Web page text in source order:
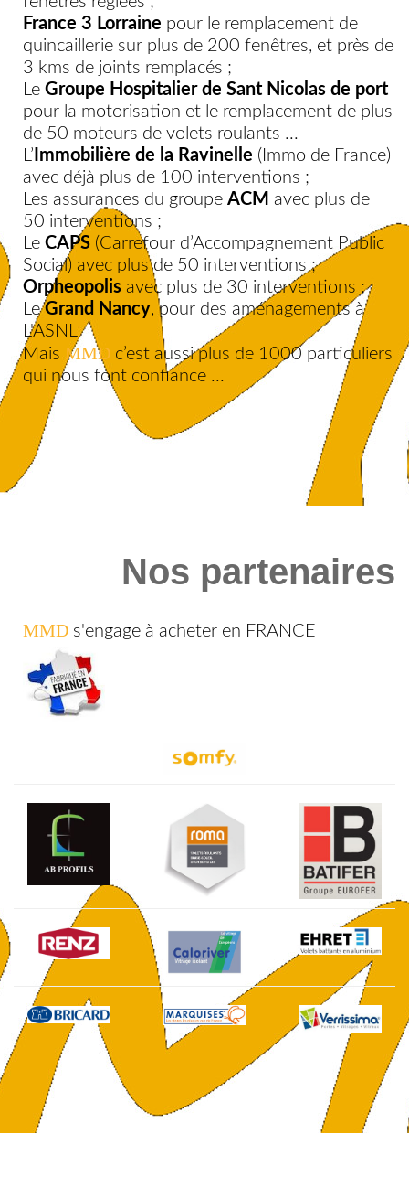
France 3 Lorraine pour le remplacement de
quincaillerie sur plus de 200 fenêtres, et près de
3 kms de joints remplacés ;
Le Groupe Hospitalier de Sant Nicolas de port
pour la motorisation et le remplacement de plus
de 50 moteurs de volets roulants ...
L’ Immobilière de la Ravinelle (Immo de France)
avec déjà plus de 100 interventions ;
Les assurances du groupe ACM avec plus de
50 interventions ;
Le CAPS (Carrefour d’Accompagnement Public
Social) avec plus de 50 interventions ;
Orpheopolis avec plus de 30 interventions ;
LeGrand Nancy, pour des aménagements à
L'ASNL
Mais MMD c’est aussi plus de 1000 particuliers
qui nous font confiance ...
Nos partenaires
MMD s'engage à acheter en FRANCE